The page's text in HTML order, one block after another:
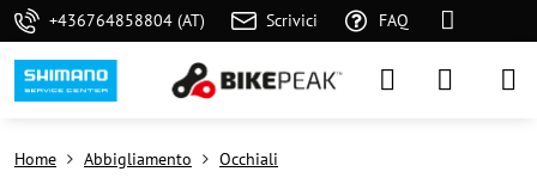
+436764858804 (AT) Scrivici FAQ
Home Abbigliamento Occhiali